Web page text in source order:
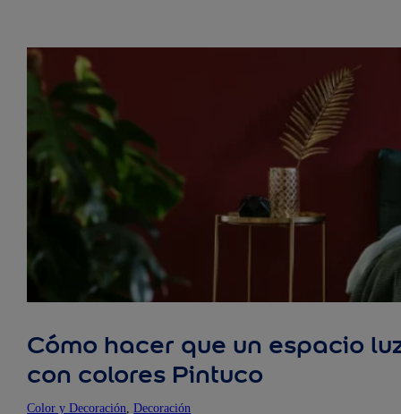
Cómo hacer que un espacio
con colores Pintuco
Color y Decoración , Decoración